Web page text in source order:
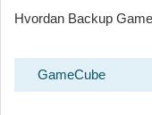
Hvordan Backup
GameCube